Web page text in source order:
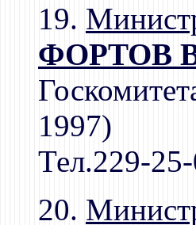
19.
ФОРТОВ
1997)
Тел.229-
20.